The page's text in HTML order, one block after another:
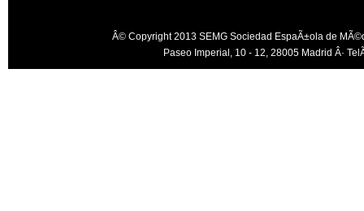
Â© Copyright 2013 SEMG Sociedad EspaÃ±ola de
Paseo Imperial, 10 - 12, 28005 Madrid Â·